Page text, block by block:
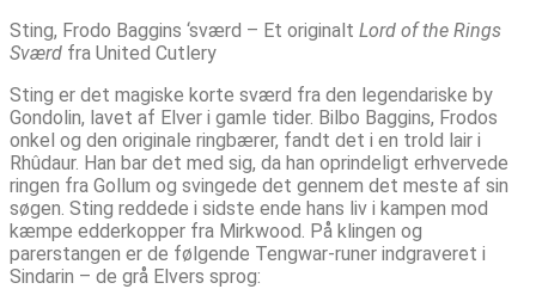
Sting, Frodo Baggins ‘sværd – Et originalt Lord of the Rings
Sværd fra United Cutlery
Sting er det magiske korte sværd fra den legendariske by
Gondolin, lavet af Elver i gamle tider. Bilbo Baggins, Frodos
onkel og den originale ringbærer, fandt det i en trold lair i
Rhûdaur. Han bar det med sig, da han oprindeligt erhvervede
ringen fra Gollum og svingede det gennem det meste af sin
søgen. Sting reddede i sidste ende hans liv i kampen mod
kæmpe edderkopper fra Mirkwood. På klingen og
parerstangen er de følgende Tengwar-runer indgraveret i
Sindarin – de grå Elvers sprog: